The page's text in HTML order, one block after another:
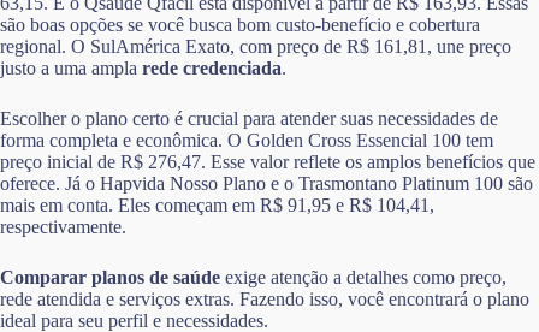
são boas opções se você busca bom custo-benefício e cobertura
regional. O SulAmérica Exato, com preço de R$ 161,81, une preço
justo a uma ampla rede credenciada.
Escolher o plano certo é crucial para atender suas necessidades de
forma completa e econômica. O Golden Cross Essencial 100 tem
preço inicial de R$ 276,47. Esse valor reflete os amplos benefícios que
oferece. Já o Hapvida Nosso Plano e o Trasmontano Platinum 100 são
mais em conta. Eles começam em R$ 91,95 e R$ 104,41,
respectivamente.
Comparar planos de saúde exige atenção a detalhes como preço,
rede atendida e serviços extras. Fazendo isso, você encontrará o plano
ideal para seu perfil e necessidades.